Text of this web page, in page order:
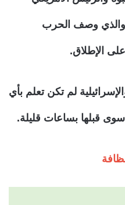
والذي وصف الحرب
الإطلاق.
لم تكن تعلم بأي
قبلها بساعات قليلة.